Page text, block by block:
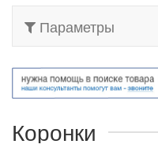
Параметры
Коронки